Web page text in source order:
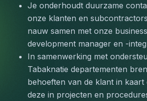
Je onderhoudt duurzame
onze klanten en
nauw samen met onze business
development manager en -
In samenwerking met
Tabaknatie departementen
behoeften van de klant in kaart
deze in projecten en